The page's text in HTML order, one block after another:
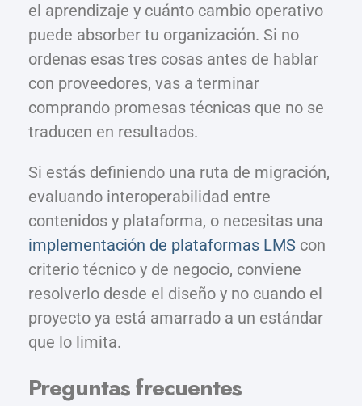
el aprendizaje y cuánto cambio operativo
puede absorber tu organización. Si no
ordenas esas tres cosas antes de hablar
con proveedores, vas a terminar
comprando promesas técnicas que no se
traducen en resultados.
Si estás definiendo una ruta de migración,
evaluando interoperabilidad entre
contenidos y plataforma, o necesitas una
implementación de plataformas LMS con
criterio técnico y de negocio, conviene
resolverlo desde el diseño y no cuando el
proyecto ya está amarrado a un estándar
que lo limita.
Preguntas frecuentes